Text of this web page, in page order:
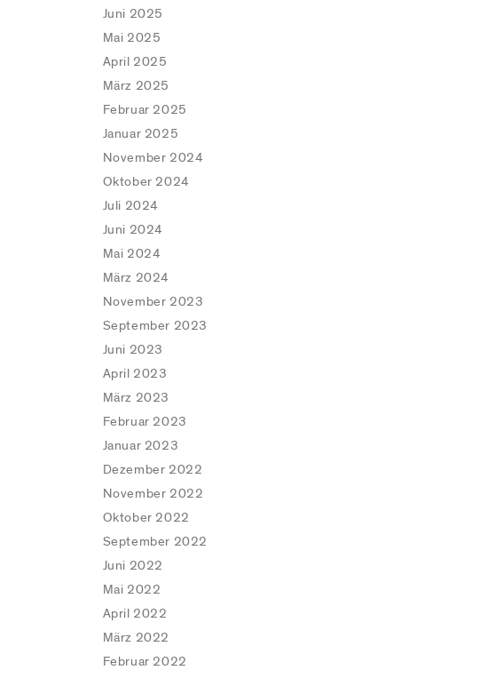
Juni 2025
Mai 2025
April 2025
März 2025
Februar 2025
Januar 2025
November 2024
Oktober 2024
Juli 2024
Juni 2024
Mai 2024
März 2024
November 2023
September 2023
Juni 2023
April 2023
März 2023
Februar 2023
Januar 2023
Dezember 2022
November 2022
Oktober 2022
September 2022
Juni 2022
Mai 2022
April 2022
März 2022
Februar 2022